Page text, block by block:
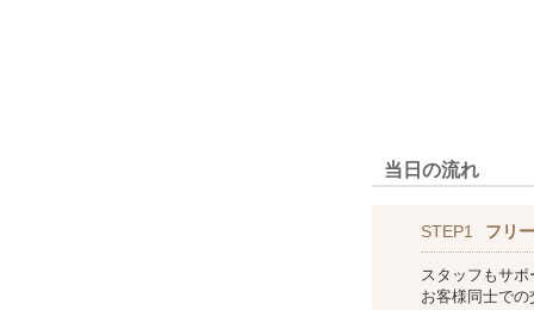
当日の流れ
STEP1 フリ
スタッフもサ
お客様同士で